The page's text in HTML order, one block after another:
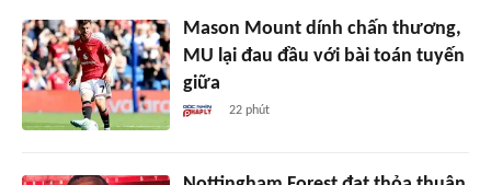
Mason Mount dính chấn thương,
MU lại đau đầu với bài toán tuyến
giữa
22 phút